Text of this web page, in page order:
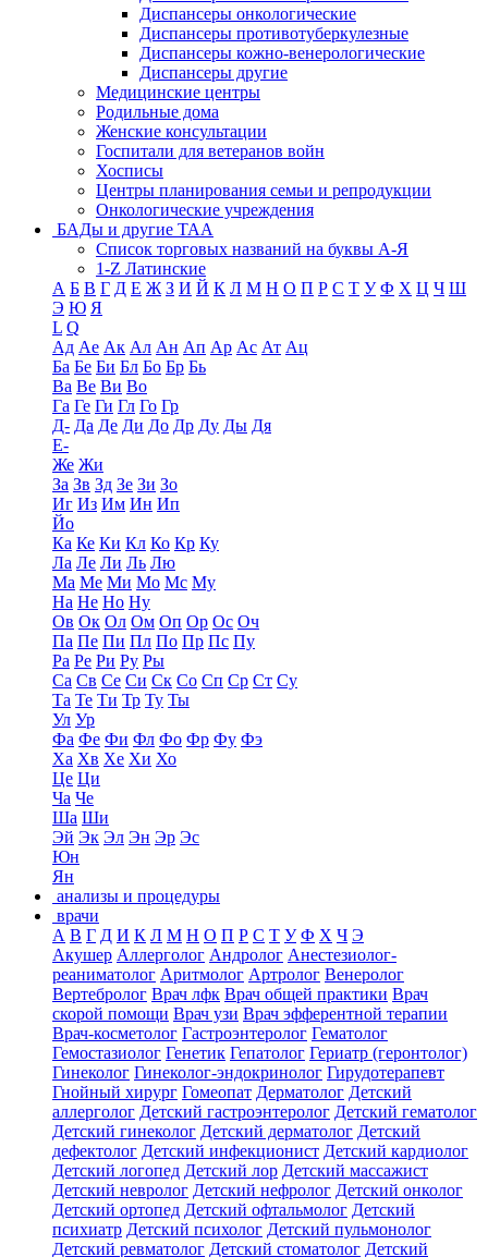
Диспансеры онкологические
Диспансеры противотуберкулезные
Диспансеры кожно-венерологические
Диспансеры другие
Медицинские центры
Родильные дома
Женские консультации
Госпитали для ветеранов войн
Хосписы
Центры планирования семьи и репродукции
Онкологические учреждения
БАДы и другие ТАА
Список торговых названий на буквы А-Я
1-Z Латинские
А Б В Г Д Е Ж З И Й К Л М Н О П Р С Т У Ф Х Ц Ч Ш
Э Ю Я
L Q
Ад Ае Ак Ал Ан Ап Ар Ас Ат Ац
Ба Бе Би Бл Бо Бр Бь
Ва Ве Ви Во
Га Ге Ги Гл Го Гр
Д- Да Де Ди До Др Ду Ды Дя
Е-
Же Жи
За Зв Зд Зе Зи Зо
Иг Из Им Ин Ип
Йо
Ка Ке Ки Кл Ко Кр Ку
Ла Ле Ли Ль Лю
Ма Ме Ми Мо Мс Му
На Не Но Ну
Ов Ок Ол Ом Оп Ор Ос Оч
Па Пе Пи Пл По Пр Пс Пу
Ра Ре Ри Ру Ры
Са Св Се Си Ск Со Сп Ср Ст Су
Та Те Ти Тр Ту Ты
Ул Ур
Фа Фе Фи Фл Фо Фр Фу Фэ
Ха Хв Хе Хи Хо
Це Ци
Ча Че
Ша Ши
Эй Эк Эл Эн Эр Эс
Юн
Ян
анализы и процедуры
врачи
А В Г Д И К Л М Н О П Р С Т У Ф Х Ч Э
Акушер Аллерголог Андролог Анестезиолог-
реаниматолог Аритмолог Артролог Венеролог
Вертебролог Врач лфк Врач общей практики Врач
скорой помощи Врач узи Врач эфферентной терапии
Врач-косметолог Гастроэнтеролог Гематолог
Гемостазиолог Генетик Гепатолог Гериатр (геронтолог)
Гинеколог Гинеколог-эндокринолог Гирудотерапевт
Гнойный хирург Гомеопат Дерматолог Детский
аллерголог Детский гастроэнтеролог Детский гематолог
Детский гинеколог Детский дерматолог Детский
дефектолог Детский инфекционист Детский кардиолог
Детский логопед Детский лор Детский массажист
Детский невролог Детский нефролог Детский онколог
Детский ортопед Детский офтальмолог Детский
психиатр Детский психолог Детский пульмонолог
Детский ревматолог Детский стоматолог Детский